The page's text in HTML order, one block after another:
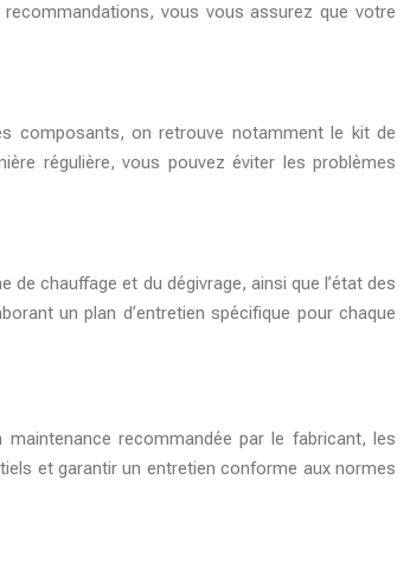
vous vous assurez que votre
composants, on retrouve notamment le kit de
régulière, vous pouvez éviter les problèmes
chauffage et du dégivrage, ainsi que l’état des
un plan d’entretien spécifique pour chaque
recommandée par le fabricant, les
et garantir un entretien conforme aux normes